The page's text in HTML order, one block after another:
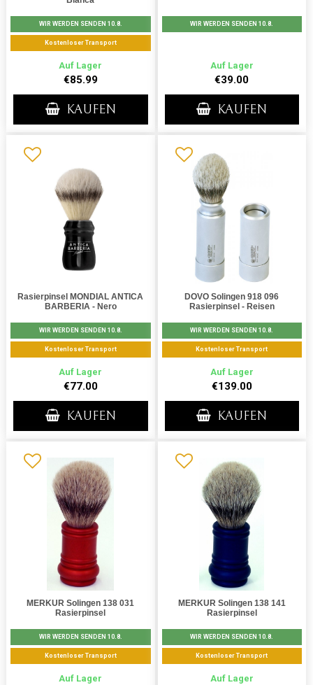
WIR WERDEN SENDEN 10.8.
Kostenloser Transport
Auf Lager
€85.99
KAUFEN
WIR WERDEN SENDEN 10.8.
Auf Lager
€39.00
KAUFEN
Rasierpinsel MONDIAL ANTICA
BARBERIA - Nero
WIR WERDEN SENDEN 10.8.
Kostenloser Transport
Auf Lager
€77.00
KAUFEN
DOVO Solingen 918 096
Rasierpinsel - Reisen
WIR WERDEN SENDEN 10.8.
Kostenloser Transport
Auf Lager
€139.00
KAUFEN
MERKUR Solingen 138 031
Rasierpinsel
WIR WERDEN SENDEN 10.8.
Kostenloser Transport
Auf Lager
MERKUR Solingen 138 141
Rasierpinsel
WIR WERDEN SENDEN 10.8.
Kostenloser Transport
Auf Lager